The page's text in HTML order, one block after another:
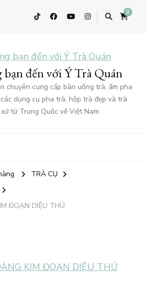
0
đến với Ý Trà Quán
chuyên cung cấp bàn uống trà, ấm pha
dụng cụ pha trà, hộp trà đẹp và trà
từ Trung Quốc về Việt Nam
TRÀ CỤ
ĐOẠN DIỆU THÚ